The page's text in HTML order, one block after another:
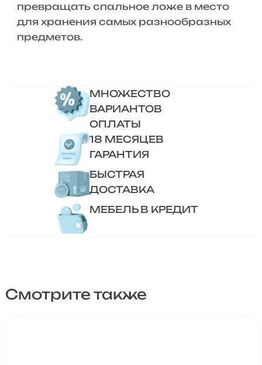
превращать спальное ложе в место
для хранения самых разнообразных
предметов.
МНОЖЕСТВО
ВАРИАНТОВ
ОПЛАТЫ
18 МЕСЯЦЕВ
ГАРАНТИЯ
БЫСТРАЯ
ДОСТАВКА
МЕБЕЛЬ В КРЕДИТ
Смотрите также